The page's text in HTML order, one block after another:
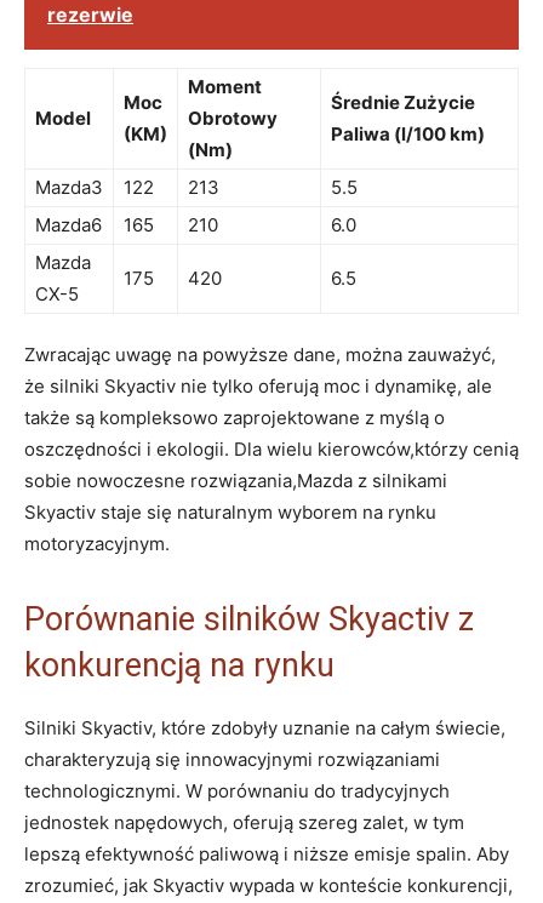
rezerwie
Model
Moc
(KM)
Moment​
Obrotowy
(Nm)
Średnie Zużycie
Paliwa ​(l/100 km)
Mazda3 122 213
5.5
Mazda6
165 210
6.0
Mazda
CX-5
175 420 6.5
Zwracając uwagę na ⁢powyższe dane, można zauważyć,
że silniki Skyactiv nie tylko ‌oferują moc i dynamikę, ale
także‌ są kompleksowo zaprojektowane z myślą o
oszczędności i ekologii. Dla wielu ​kierowców,którzy cenią
sobie nowoczesne rozwiązania,Mazda z silnikami
Skyactiv staje ​się⁣ naturalnym wyborem‌ na rynku
motoryzacyjnym.
Porównanie ‍silników Skyactiv ⁣z
konkurencją ⁤na⁢ rynku
Silniki Skyactiv, które zdobyły ⁣uznanie na całym świecie,
charakteryzują‍ się innowacyjnymi ‍rozwiązaniami
technologicznymi. W porównaniu do tradycyjnych
jednostek napędowych, oferują szereg zalet, w tym
lepszą efektywność ‍paliwową‌ i niższe emisje ​spalin. Aby
zrozumieć, jak Skyactiv wypada w konteście konkurencji,